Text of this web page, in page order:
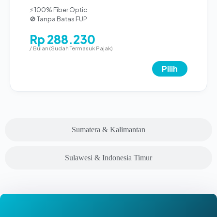
Sumatera & Kalimantan
Sulawesi & Indonesia Timur
⚡ 100% Fiber Optic
🚫 Tanpa Batas FUP
Rp 288.230
/ Bulan (Sudah Termasuk Pajak)
Pilih